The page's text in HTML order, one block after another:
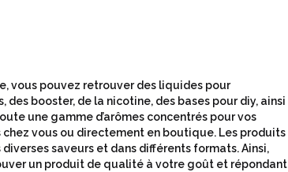
vous pouvez retrouver des liquides pour
booster, de la nicotine, des bases pour diy, ainsi
une gamme d’arômes concentrés pour vos
vous ou directement en boutique. Les produits
saveurs et dans différents formats. Ainsi,
un produit de qualité à votre goût et répondant